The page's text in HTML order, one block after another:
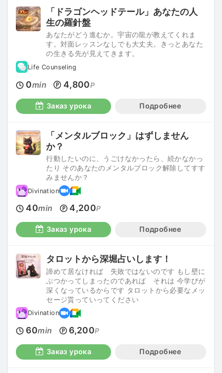
「ドラゴンヘッドテール」あなたの人
生の羅針盤
あなたがどう進むか。宇宙の龍が教えてくれま
す。対面レッスンなしでも大丈夫。きっとあなた
の生きる先が見えてきます。
Life Counseling
0min 4,800P
Заказ урока Подробнее
「メンタルブロック」はずしません
か？
行動したいのに、うごけなかったら、続かなかっ
たり そのあなたのメンタルブロック解除してすす
みませんか？
Divination
40min 4,200P
Заказ урока Подробнее
タロットから深堀占いします！
諦めて居なければ 失敗ではないのです もし壁に
ぶつかってしまったのであれば それは 今学びが
深くなっているからです タロットから必要なメッ
セージ貰っていってください
Divination
60min 6,200P
Заказ урока Подробнее